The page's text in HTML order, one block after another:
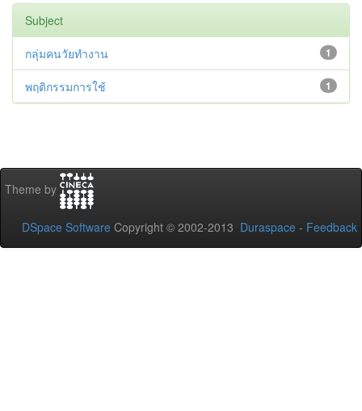
Subject
1
กลุ่มคนวัยทำงาน
1
พฤติกรรมการใช้
Theme by
DSpace Software Copyright © 2002-2013 Duraspace - Feedback